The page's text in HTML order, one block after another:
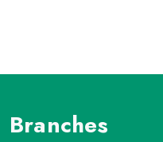
Branches